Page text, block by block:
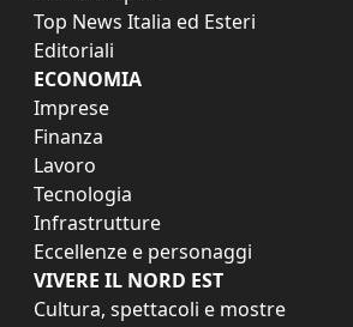
Top News Italia ed Esteri
Editoriali
ECONOMIA
Imprese
Finanza
Lavoro
Tecnologia
Infrastrutture
Eccellenze e personaggi
VIVERE IL NORD EST
Cultura, spettacoli e mostre